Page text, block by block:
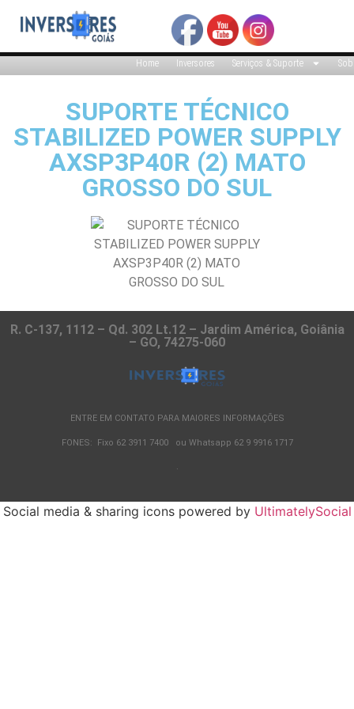
Home Inversores Serviços & Suporte
SUPORTE TÉCNICO
STABILIZED POWER SUPPLY
AXSP3P40R (2) MATO
GROSSO DO SUL
R. C-137, 1112 – Qd. 302 Lt.12 – Jardim América, Goiânia
– GO, 74275-060
ENTRE EM CONTATO PARA MAIORES INFORMAÇÕES
FONES: Fixo 62 3911 7400 ou Whatsapp 62 9 9916 1717
.
Social media & sharing icons powered by UltimatelySocial